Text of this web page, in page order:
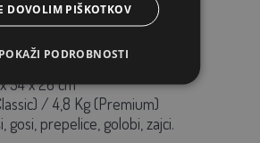
vrata
54 x 26 cm
/ 4,8 Kg (Premium)
gosi, prepelice, golobi, zajci.
DOVOLIM PIŠKOTKOV
POKAŽI PODROBNOSTI